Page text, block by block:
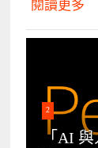
閱讀更多
2
「AI